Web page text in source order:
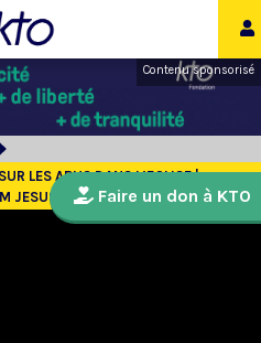
Contenu sponsorisé
LES ABUS DANS L’EGLISE |
JESUS MESSIEFaire un don à KTO